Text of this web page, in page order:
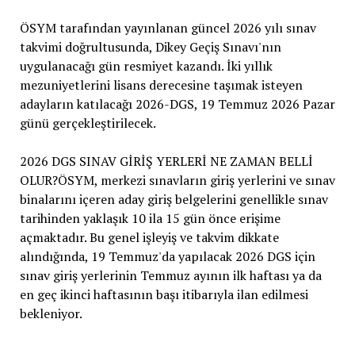
ÖSYM tarafından yayınlanan güncel 2026 yılı sınav
takvimi doğrultusunda, Dikey Geçiş Sınavı'nın
uygulanacağı gün resmiyet kazandı. İki yıllık
mezuniyetlerini lisans derecesine taşımak isteyen
adayların katılacağı 2026-DGS, 19 Temmuz 2026 Pazar
günü gerçekleştirilecek.
2026 DGS SINAV GİRİŞ YERLERİ NE ZAMAN BELLİ
OLUR?ÖSYM, merkezi sınavların giriş yerlerini ve sınav
binalarını içeren aday giriş belgelerini genellikle sınav
tarihinden yaklaşık 10 ila 15 gün önce erişime
açmaktadır. Bu genel işleyiş ve takvim dikkate
alındığında, 19 Temmuz'da yapılacak 2026 DGS için
sınav giriş yerlerinin Temmuz ayının ilk haftası ya da
en geç ikinci haftasının başı itibarıyla ilan edilmesi
bekleniyor.